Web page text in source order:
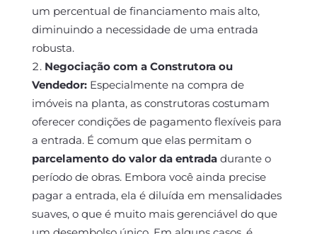
um percentual de financiamento mais alto,
diminuindo a necessidade de uma entrada
robusta.
Negociação com a Construtora ou
Vendedor:Especialmente na compra de
imóveis na planta, as construtoras costumam
oferecer condições de pagamento flexíveis para
a entrada. É comum que elas permitam o
parcelamento do valor da entradadurante o
período de obras. Embora você ainda precise
pagar a entrada, ela é diluída em mensalidades
suaves, o que é muito mais gerenciável do que